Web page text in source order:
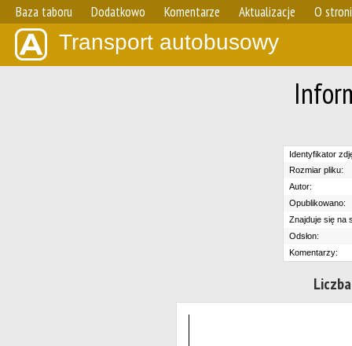
Baza taboru Dodatkowo Komentarze Aktualizacje O
Transport autobusowy
Identyfikator
Rozmiar pliku:
Autor:
Opublikowano:
Znajduje się na
Odsłon:
Komentarzy: